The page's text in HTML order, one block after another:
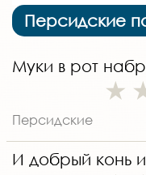
Персидские
Муки в рот
Персидские
И добрый конь